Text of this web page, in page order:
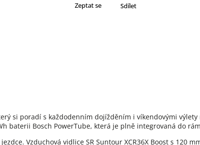
Zeptat se Sdílet
si poradí s každodenním dojížděním i víkendovými
baterii Bosch PowerTube, která je plně integrovaná do
Vzduchová vidlice SR Suntour XCR36X Boost s 120